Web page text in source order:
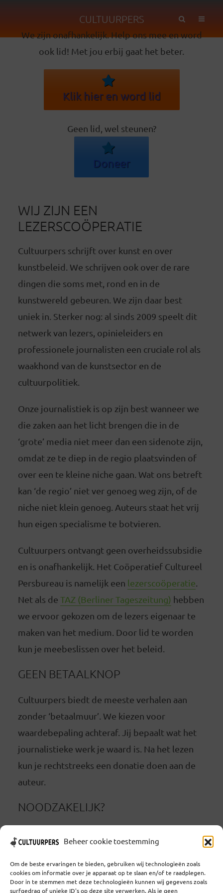
Beheer cookie toestemming
Om de beste ervaringen te bieden, gebruiken wij technologieën zoals
cookies om informatie over je apparaat op te slaan en/of te raadplegen.
Door in te stemmen met deze technologieën kunnen wij gegevens zoals
surfgedrag of unieke ID's op deze site verwerken. Als je geen
CULTUURPERS
We zijn onafhankelijk. Help ons mee en word
ook lid! Met jou erbij gaat het beter.
Klik hier en word lid
Geen lid, wel steunen?
Doneer
WIJ ZIJN EEN
LEZERSCOÖPERATIE
Cultuurpers schrijft over kunst en over
kunstbeleid. We schrijven ook over de rare
dingen die soms met, rond en in de
kunstwereld gebeuren. We zijn daar best
uniek in. Sterker nog: al sinds 2009 speelt dit
netwerk van lezers, opinieleiders en
professionele journalisten een cruciale rol als
waakhond van de kunstsector en de
cultuurpolitiek.
Onze journalistiek is op zijn best wanneer we
die zaken aan het licht brengen die in de
‘grote’ media niet meer dan een sidenote zijn,
omdat ze te diep in de regio plaatsvinden of
over een te kleine niche gaan. Wat ons betreft
kan ‘de regio’ niet ver genoeg weg zijn, of de
niche niet klein genoeg. Auteurs staat het vrij
hun eigen specialisme te botvieren.
Cultuurpers ontvangt geen overheidssubsidie
en is onafhankelijk. Het Coöperatief Cultureel
Persbureau is namelijk een lezerscoöperatie
Net als de TAZ (Berliner Tageszeitung) hebben
we ervoor gekozen om de lezers eigenaar te
maken van het medium. Door lid te worden
kun je meebeslissen over het beleid.
GEEN BETAALKNOP
Cultuurpers biedt de meeste verhalen aan
zonder ‘betaalmuur’. We kiezen voor
waardebepaling achteraf. Jij bepaalt wat het
journalistieke werk je waard is. Na het lezen
kun je rechtstreeks een donatie doen aan de
auteur.
NOODZAKELIJK?
kun jelid worden